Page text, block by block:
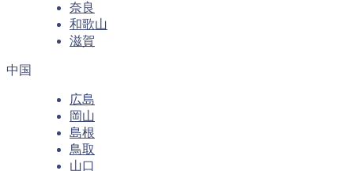
奈良
和歌山
滋賀
中国
広島
岡山
島根
鳥取
山口